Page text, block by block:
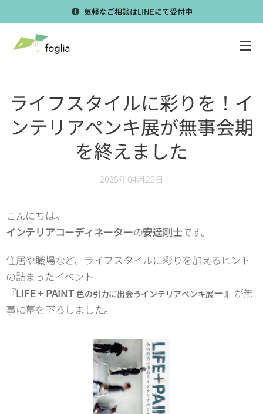
気軽なご相談はLINEにて受付中
ライフスタイルに彩りを！イ
ンテリアペンキ展が無事会期
を終えました
2025年04月25日
こんにちは。
インテリアコーディネーターの安達剛士です。
住居や職場など、ライフスタイルに彩りを加えるヒント
の詰まったイベント
『LIFE + PAINT色の引力に出会うインテリアペンキ展ー』 が無
事に幕を下ろしました。